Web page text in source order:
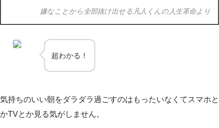
嫌なことから全部抜け出せる凡人くんの人生革命より
超わかる！
気持ちのいい朝をダラダラ過ごすのはもったいなくてスマホと
かTVとか見る気がしません。